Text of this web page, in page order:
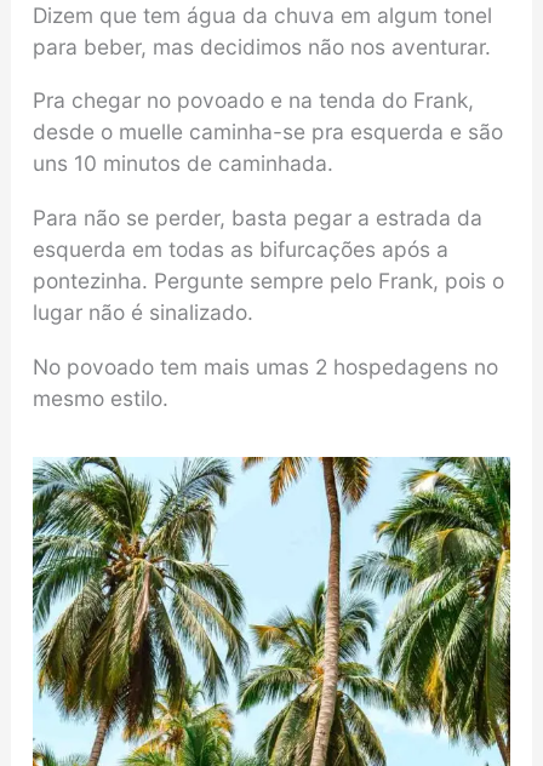
Dizem que tem água da chuva em algum tonel
para beber, mas decidimos não nos aventurar.
Pra chegar no povoado e na tenda do Frank,
desde o muelle caminha-se pra esquerda e são
uns 10 minutos de caminhada.
Para não se perder, basta pegar a estrada da
esquerda em todas as bifurcações após a
pontezinha. Pergunte sempre pelo Frank, pois o
lugar não é sinalizado.
No povoado tem mais umas 2 hospedagens no
mesmo estilo.